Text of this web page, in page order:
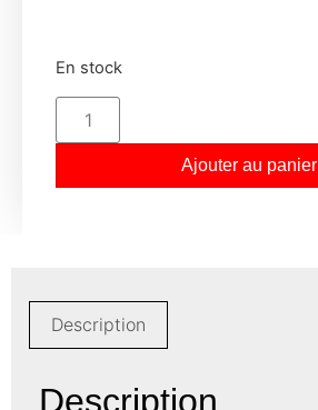
En stock
Ajouter au panier
Description
Description